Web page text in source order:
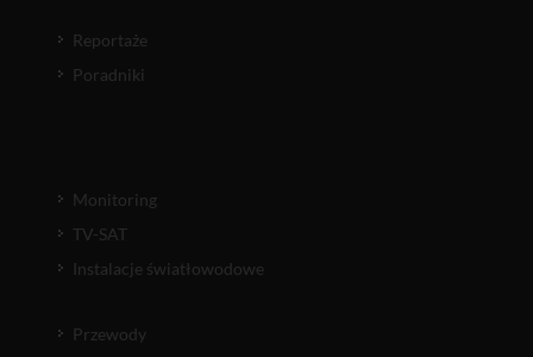
Reportaże
Poradniki
Monitoring
TV-SAT
Instalacje światłowodowe
Przewody